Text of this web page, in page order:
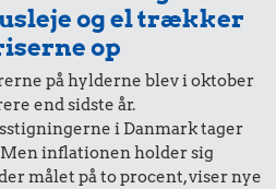
i 1969
10 øre
i 1969
= 0,97,-
i dag
og el trækker
op
på hylderne blev i oktober
end sidste år.
i Danmark tager
inflationen holder sig
målet på to procent, viser nye